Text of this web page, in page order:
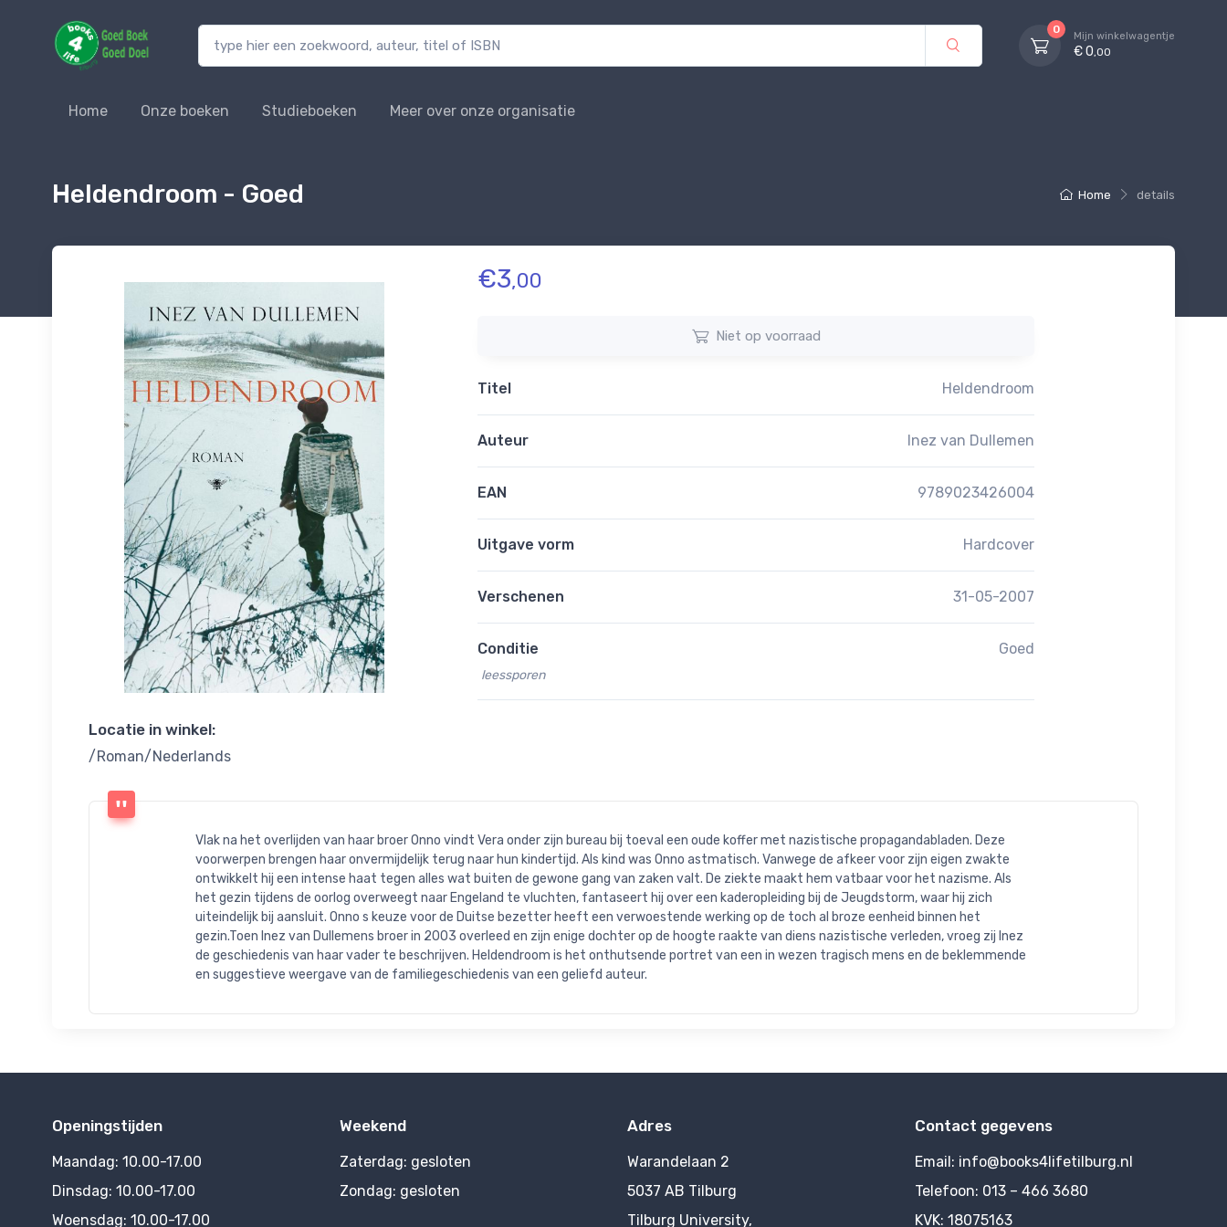
0
Mijn winkelwagentje
€ 0,00
Home Onze boeken Studieboeken Meer over onze organisatie
Home details
Heldendroom - Goed
Locatie in winkel:
/Roman/Nederlands
€3,00
Niet op voorraad
Titel Heldendroom
Auteur Inez van Dullemen
EAN 9789023426004
Uitgave vorm Hardcover
Verschenen 31-05-2007
Conditie Goed
leessporen
Vlak na het overlijden van haar broer Onno vindt Vera onder zijn bureau bij toeval een oude koffer met nazistische propagandabladen. Deze
voorwerpen brengen haar onvermijdelijk terug naar hun kindertijd. Als kind was Onno astmatisch. Vanwege de afkeer voor zijn eigen zwakte
ontwikkelt hij een intense haat tegen alles wat buiten de gewone gang van zaken valt. De ziekte maakt hem vatbaar voor het nazisme. Als
het gezin tijdens de oorlog overweegt naar Engeland te vluchten, fantaseert hij over een kaderopleiding bij de Jeugdstorm, waar hij zich
uiteindelijk bij aansluit. Onno s keuze voor de Duitse bezetter heeft een verwoestende werking op de toch al broze eenheid binnen het
gezin.Toen Inez van Dullemens broer in 2003 overleed en zijn enige dochter op de hoogte raakte van diens nazistische verleden, vroeg zij Inez
de geschiedenis van haar vader te beschrijven. Heldendroom is het onthutsende portret van een in wezen tragisch mens en de beklemmende
en suggestieve weergave van de familiegeschiedenis van een geliefd auteur.
Openingstijden
Maandag: 10.00-17.00
Dinsdag: 10.00-17.00
Woensdag: 10.00-17.00
Weekend
Zaterdag: gesloten
Zondag: gesloten
Adres
Warandelaan 2
5037 AB Tilburg
Tilburg University,
Contact gegevens
Email: info@books4lifetilburg.nl
Telefoon: 013 – 466 3680
KVK: 18075163